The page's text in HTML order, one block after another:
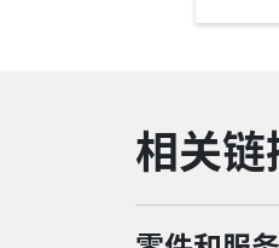
相关链